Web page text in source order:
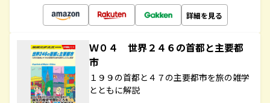
詳細を見る
Ｗ０４ 世界２４６の首都と主要都
市
１９９の首都と４７の主要都市を旅の雑学
とともに解説